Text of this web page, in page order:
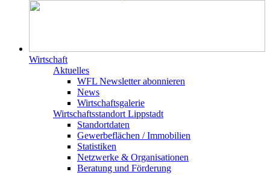
Wirtschaft
Aktuelles
WFL Newsletter abonnieren
News
Wirtschaftsgalerie
Wirtschafts­­standort Lippstadt
Standortdaten
Gewerbeflächen / Immobilien
Statistiken
Netzwerke & Organisationen
Beratung und Förderung